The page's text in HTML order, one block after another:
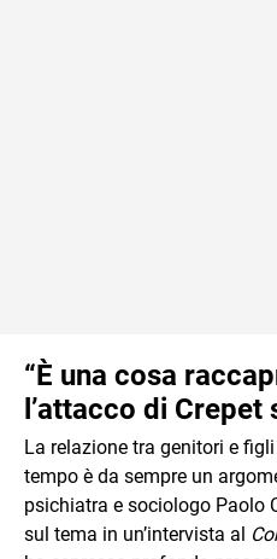
“È una cosa
l’attacco di
La relazione tra genitori e
tempo è da sempre un
psichiatra e sociologo Paolo
sul tema in un’intervista al